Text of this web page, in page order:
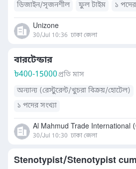
ডিজাইন/সৃজনশীল ফুল টাইম ১
Unizone
30/Jul 10:36 ঢাকা জেলা
বারটেন্ডার
৳400-15000প্রতি মাস
অন্যান্য (রেস্টুরেন্ট/খুচরা বিক্রয়/হোটেল)
১ পদের সংখ্যা
30/Jul 10:30 ঢাকা জেলা